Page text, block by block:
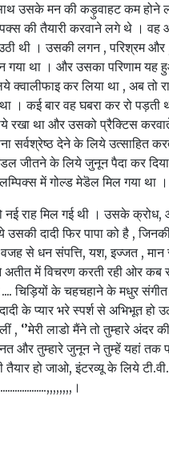
उसके मन की कड़ुवाहट कम होने
की तैयारी करवाने लगे थे । वह
उठी थी । उसकी लगन , परिश्रम और
गया था । और उसका परिणाम यह
क्वालीफाइ कर लिया था , अब तो
था । कई बार वह घबरा कर रो
रखा था और उसको प्रैक्टिस
सर्वश्रेष्ठ देने के लिये उत्साहित
जीतने के लिये जुनून पैदा कर दिया
में गोल्ड मेडॆल मिल गया था ।
राह मिल गई थी । उसके क्रोध,
उसकी दादी फिर पापा को है ,
से धन संपत्ति, यश, इज्जत , मान
अतीत में विचरण करती रही ओर कब
.... चिड़ियों के चहचहाने के मधुर
के प्यार भरे स्पर्श से अभिभूत हो
, ‘’मेरी लाडो मैंने तो तुम्हारे अंदर
और तुम्हारे जुनून ने तुम्हें यहां तक
तैयार हो जाओ, इंटरव्यू के लिये